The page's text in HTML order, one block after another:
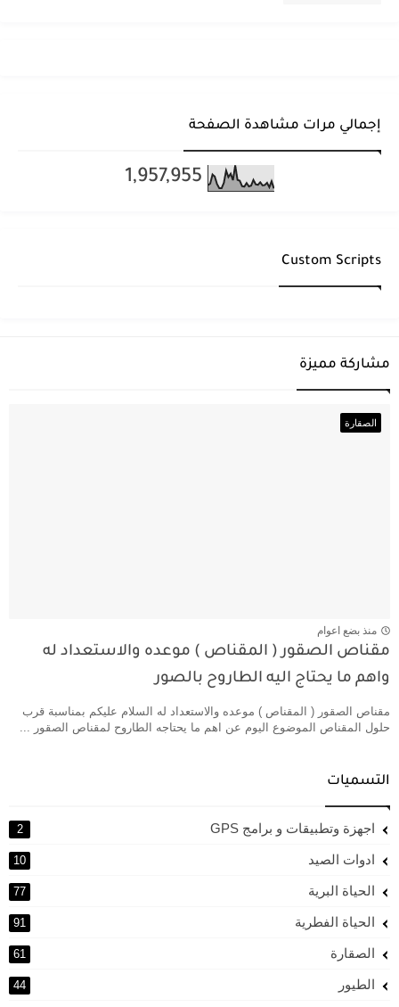
إجمالي مرات مشاهدة الصفحة
1,957,955
Custom Scripts
مشاركة مميزة
الصقارة
منذ بضع اعوام
مقناص الصقور ( المقناص ) موعده والاستعداد له
واهم ما يحتاج اليه الطاروح بالصور
مقناص الصقور ( المقناص ) موعده والاستعداد له السلام عليكم بمناسبة قرب
حلول المقناص الموضوع اليوم عن اهم ما يحتاجه الطاروح لمقناص الصقور ...
التسميات
اجهزة وتطبيقات و برامج GPS 2
ادوات الصيد 10
الحياة البرية 77
الحياة الفطرية 91
الصقارة 61
الطيور 44